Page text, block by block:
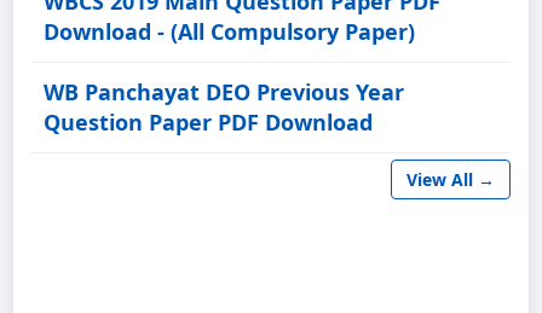
Download - (All Compulsory Paper)
WB Panchayat DEO Previous Year
Question Paper PDF Download
View All →